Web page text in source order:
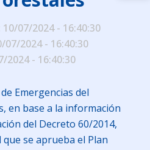
07/2024 - 16:40:30
07/2024 - 16:40:30
2024 - 16:40:30
Emergencias del
en base a la información
del Decreto 60/2014,
se aprueba el Plan